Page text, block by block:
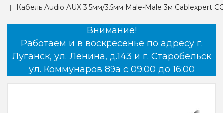
Кабель Audio AUX 3.5мм/3.5мм Male-Male 3м Cablexpert
Внимание!
Работаем и в воскресенье по адресу г.
Луганск, ул. Ленина, д.143 и г. Старобельск
ул. Коммунаров 89а с 09:00 до 16:00